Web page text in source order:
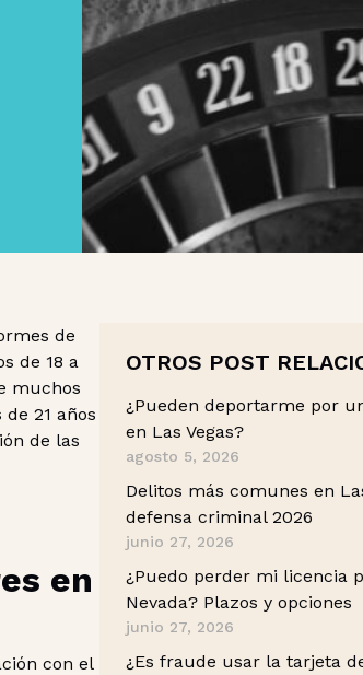
de
de 18 a
muchos
21 años
de las
en
con el
OTROS POST
¿Pueden deportarme por
en Las Vegas?
agosto 5, 2026
Delitos más comunes en
defensa criminal 2026
junio 27, 2026
¿Puedo perder mi licencia
Nevada? Plazos y opciones
junio 27, 2026
¿Es fraude usar la tarjeta